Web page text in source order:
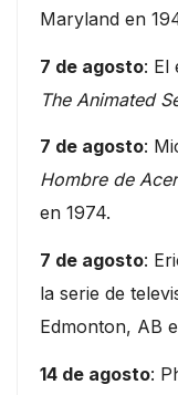
Maryland en
7 de agosto: El
The Animated
7 de agosto:
Hombre de
en 1974.
7 de agosto:
la serie de
Edmonton, AB
14 de agosto: